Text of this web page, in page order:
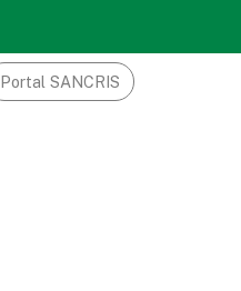
Portal SANCRIS